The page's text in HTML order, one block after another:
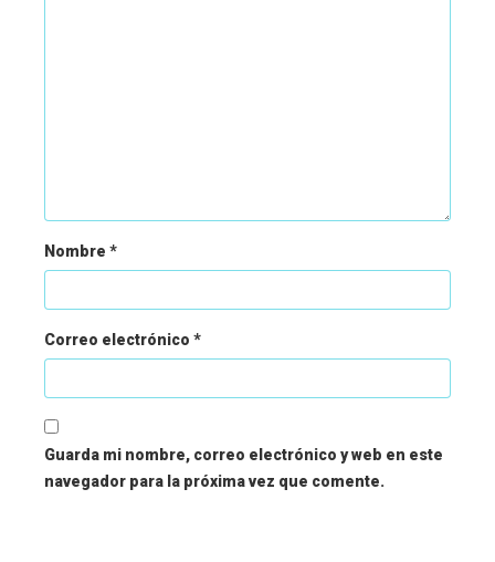
Nombre *
Correo electrónico *
Guarda mi nombre, correo electrónico y web en este
navegador para la próxima vez que comente.